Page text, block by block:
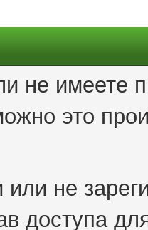
не имеете
это
не
доступа